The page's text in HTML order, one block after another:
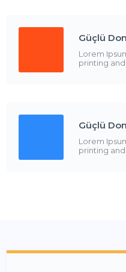
Güçlü
Lorem
printing
Güçlü
Lorem
printing